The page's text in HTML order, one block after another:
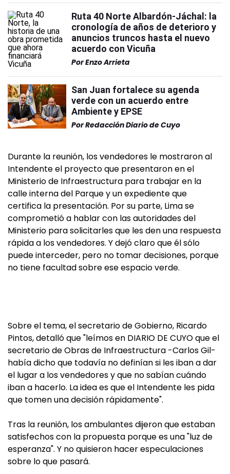
Ruta 40 Norte Albardón-Jáchal: la
cronología de años de deterioro y
anuncios truncos hasta el nuevo
acuerdo con Vicuña
PorEnzo Arrieta
San Juan fortalece su agenda
verde con un acuerdo entre
Ambiente y EPSE
PorRedacción Diario de Cuyo
Durante la reunión, los vendedores le mostraron al
Intendente el proyecto que presentaron en el
Ministerio de Infraestructura para trabajar en la
calle interna del Parque y un expediente que
certifica la presentación. Por su parte, Lima se
comprometió a hablar con las autoridades del
Ministerio para solicitarles que les den una respuesta
rápida a los vendedores. Y dejó claro que él sólo
puede interceder, pero no tomar decisiones, porque
no tiene facultad sobre ese espacio verde.
Sobre el tema, el secretario de Gobierno, Ricardo
Pintos, detalló que "leímos en DIARIO DE CUYO que el
secretario de Obras de Infraestructura -Carlos Gil-
había dicho que todavía no definían si les iban a dar
el lugar a los vendedores y que no sabían cuándo
iban a hacerlo. La idea es que el Intendente les pida
que tomen una decisión rápidamente".
Tras la reunión, los ambulantes dijeron que estaban
satisfechos con la propuesta porque es una "luz de
esperanza". Y no quisieron hacer especulaciones
sobre lo que pasará.